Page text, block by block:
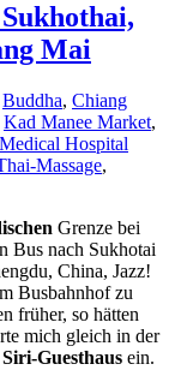
Mai
Buddha, Chiang
Kad Manee Market,
Hospital
Massage,
Grenze bei
Bus nach Sukhotai
China, Jazz!
Busbahnhof zu
früher, so hätten
mich gleich in der
Siri-Guesthaus ein.